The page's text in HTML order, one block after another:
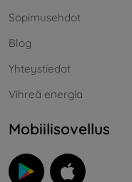
Sopimusehdot
Blog
Yhteystiedot
Vihreä energia
Mobiilisovellus